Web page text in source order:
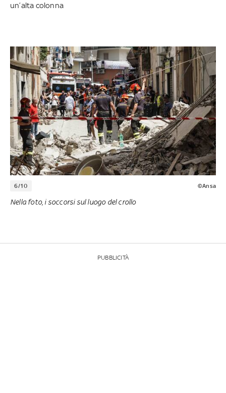
un’alta colonna
6/10 ©Ansa
Nella foto, i soccorsi sul luogo del crollo
PUBBLICITÀ